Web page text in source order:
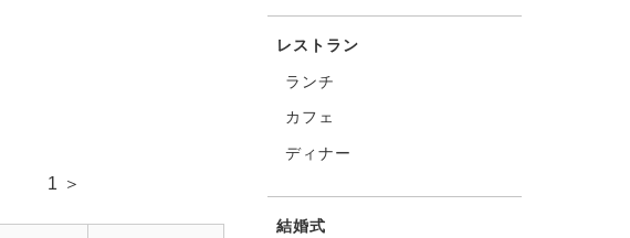
1 ＞
レストラン
ランチ
カフェ
ディナー
結婚式